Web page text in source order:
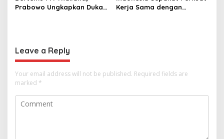
Prabowo Ungkapkan Duka
Kerja Sama dengan
Leave a Reply
Your email address will not be published. Required fields are
marked *